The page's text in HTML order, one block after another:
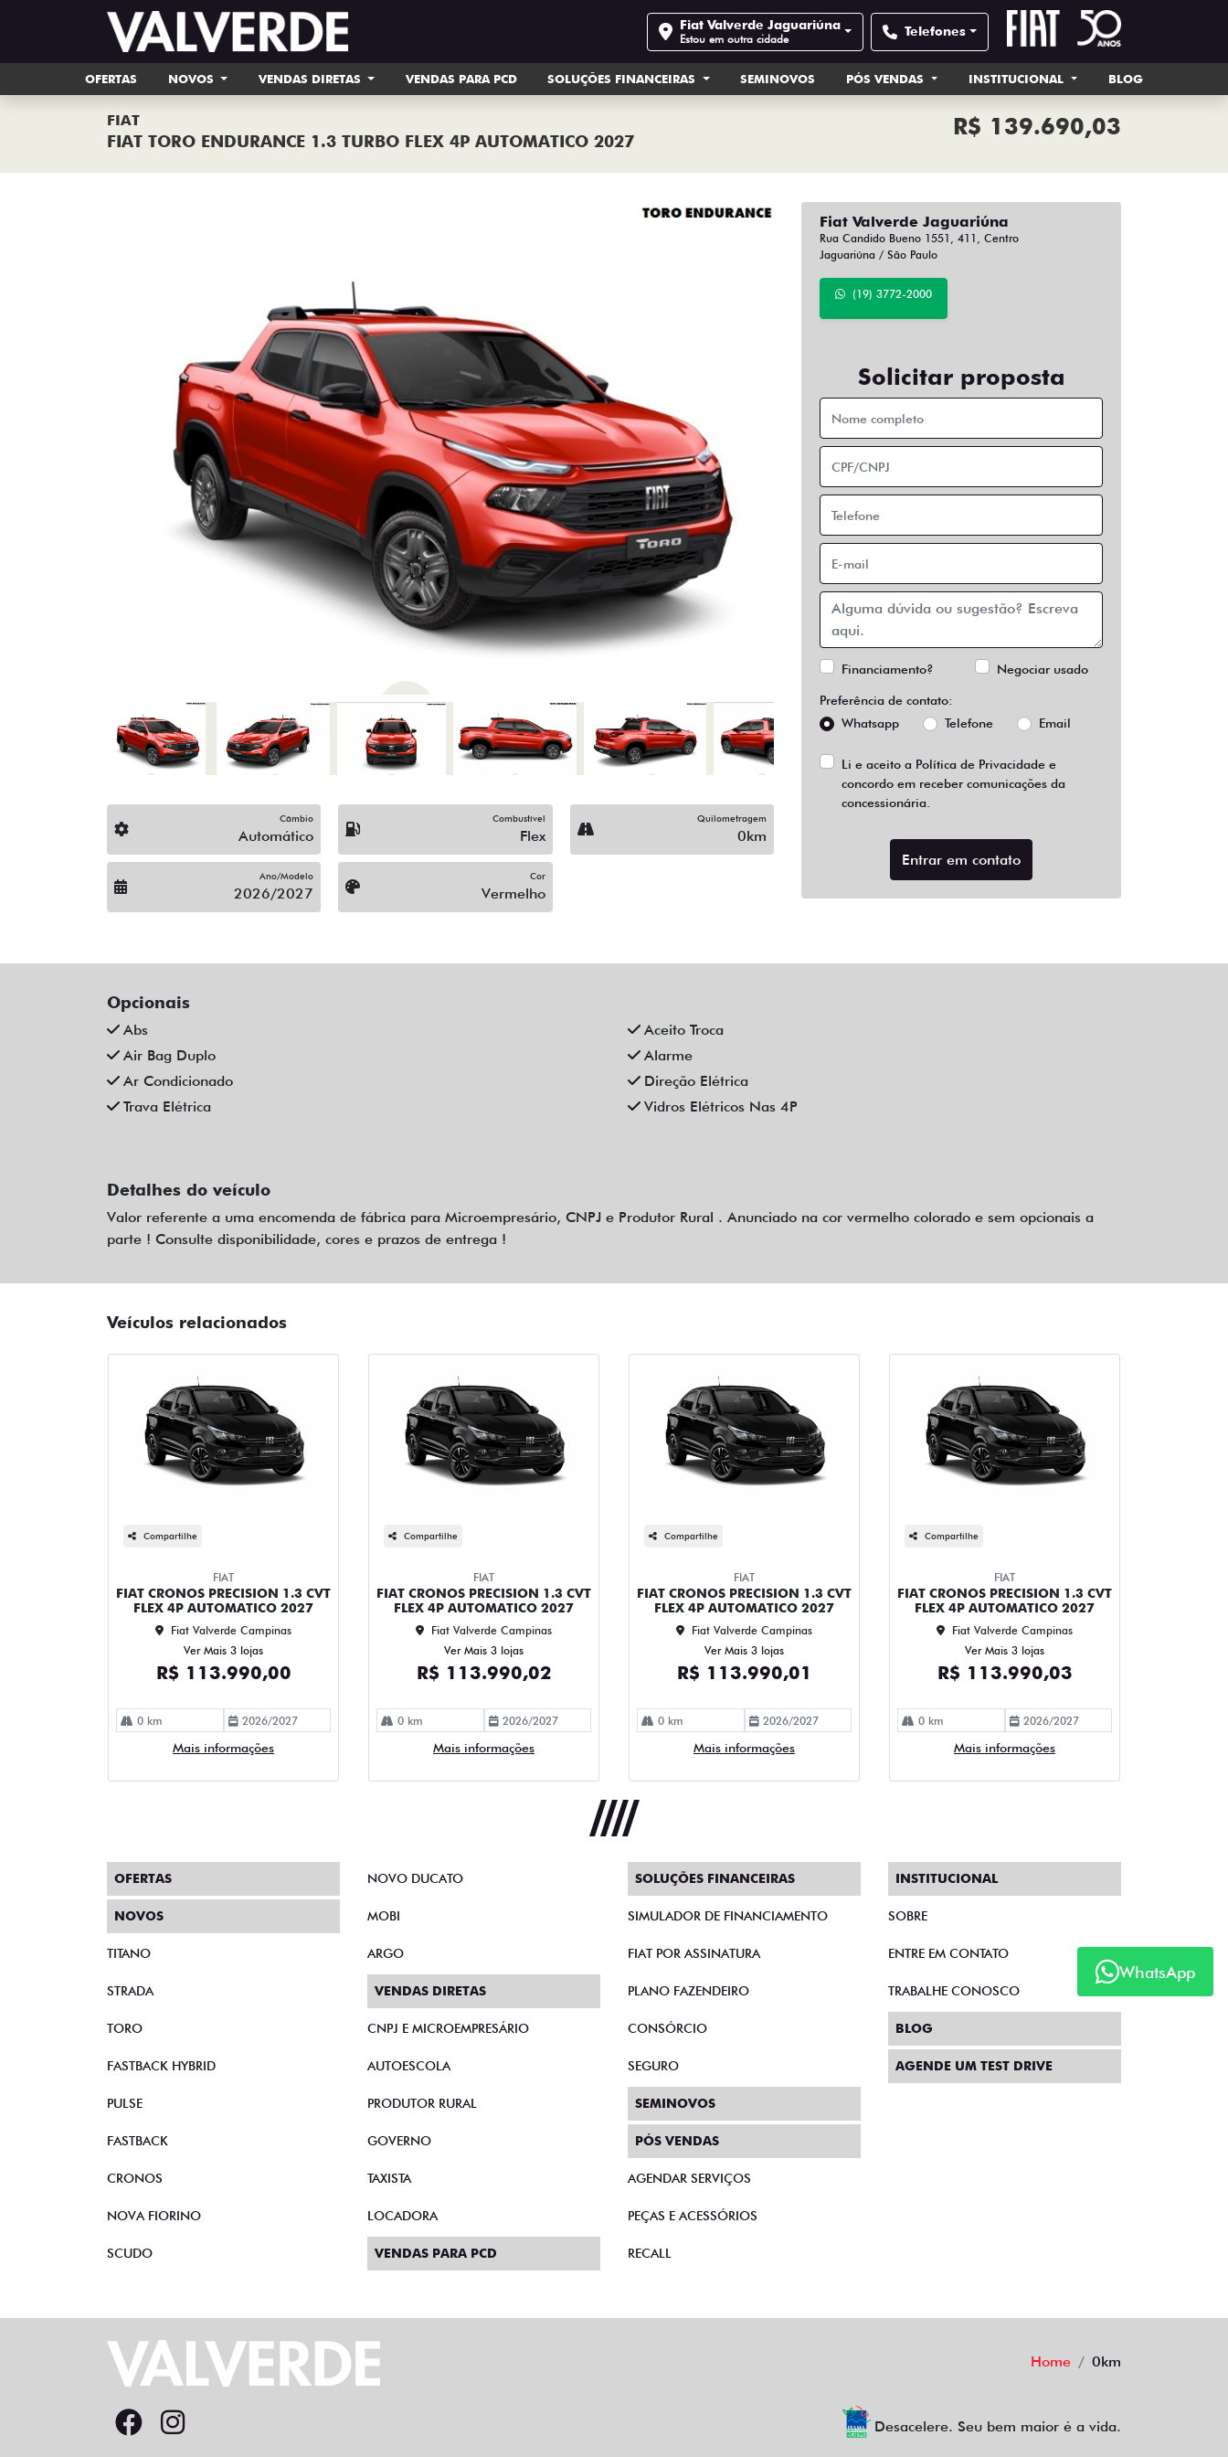
Fiat Valverde Jaguariúna
Estou em outra cidade Telefones
OFERTAS NOVOS VENDAS DIRETAS VENDAS PARA PCD SOLUÇÕES FINANCEIRAS SEMINOVOS PÓS VENDAS INSTITUCIONAL BLOG
FIAT
FIAT TORO ENDURANCE 1.3 TURBO FLEX 4P AUTOMATICO 2027
R$ 139.690,03
Previous
Câmbio
Automático
Combustível
Flex
Quilometragem
0km
Ano/Modelo
2026/2027
Cor
Vermelho
Fiat Valverde Jaguariúna
Rua Candido Bueno 1551, 411, Centro
Jaguariúna / São Paulo
(19) 3772-2000
Solicitar proposta
Financiamento? Negociar usado
Preferência de contato:
Whatsapp
Telefone Email
Li e aceito a Política de Privacidade e
concordo em receber comunicações da
concessionária.
Entrar em contato
Opcionais
Abs
Aceito Troca
Air Bag Duplo
Alarme
Ar Condicionado
Direção Elétrica
Trava Elétrica
Vidros Elétricos Nas 4P
Detalhes do veículo
Valor referente a uma encomenda de fábrica para Microempresário, CNPJ e Produtor Rural . Anunciado na cor vermelho colorado e sem opcionais a
parte ! Consulte disponibilidade, cores e prazos de entrega !
Veículos relacionados
Compartilhe
FIAT
FIAT CRONOS PRECISION 1.3 CVT
FLEX 4P AUTOMATICO 2027
Fiat Valverde Campinas
Ver Mais 3 lojas
R$ 113.990,00
0 km 2026/2027
Mais informações
Compartilhe
FIAT
FIAT CRONOS PRECISION 1.3 CVT
FLEX 4P AUTOMATICO 2027
Fiat Valverde Campinas
Ver Mais 3 lojas
R$ 113.990,02
0 km 2026/2027
Mais informações
Compartilhe
FIAT
FIAT CRONOS PRECISION 1.3 CVT
FLEX 4P AUTOMATICO 2027
Fiat Valverde Campinas
Ver Mais 3 lojas
R$ 113.990,01
0 km 2026/2027
Mais informações
Compartilhe
FIAT
FIAT CRONOS PRECISION 1.3 CVT
FLEX 4P AUTOMATICO 2027
Fiat Valverde Campinas
Ver Mais 3 lojas
R$ 113.990,03
0 km 2026/2027
Mais informações
WhatsApp
OFERTAS
NOVOS
TITANO
STRADA
TORO
FASTBACK HYBRID
PULSE
FASTBACK
CRONOS
NOVA FIORINO
SCUDO
NOVO DUCATO
MOBI
ARGO
VENDAS DIRETAS
CNPJ E MICROEMPRESÁRIO
AUTOESCOLA
PRODUTOR RURAL
GOVERNO
TAXISTA
LOCADORA
VENDAS PARA PCD
SOLUÇÕES FINANCEIRAS
SIMULADOR DE FINANCIAMENTO
FIAT POR ASSINATURA
PLANO FAZENDEIRO
CONSÓRCIO
SEGURO
SEMINOVOS
PÓS VENDAS
AGENDAR SERVIÇOS
PEÇAS E ACESSÓRIOS
RECALL
INSTITUCIONAL
SOBRE
ENTRE EM CONTATO
TRABALHE CONOSCO
BLOG
AGENDE UM TEST DRIVE
Home 0km
Desacelere. Seu bem maior é a vida.